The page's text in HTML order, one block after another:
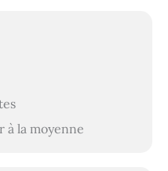
à la moyenne